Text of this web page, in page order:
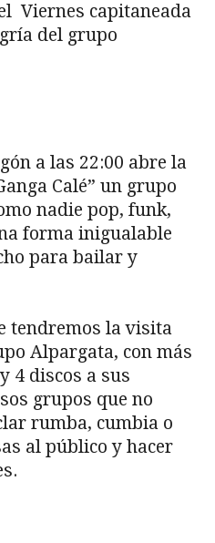
Viernes capitaneada
del grupo
a las 22:00 abre la
Calé” un grupo
nadie pop, funk,
forma inigualable
para bailar y
tendremos la visita
Alpargata, con más
4 discos a sus
grupos que no
rumba, cumbia o
al público y hacer